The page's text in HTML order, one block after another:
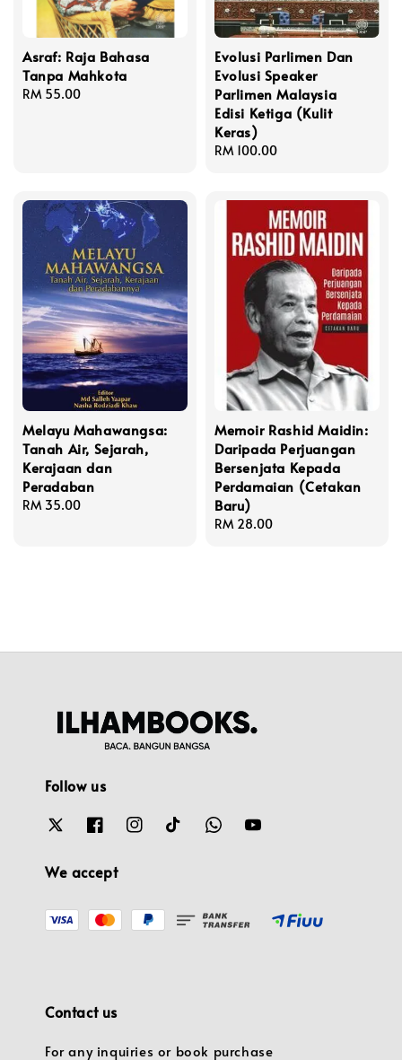
Asraf: Raja Bahasa
Tanpa Mahkota
Regular
RM 55.00
Evolusi Parlimen Dan
Evolusi Speaker
Parlimen Malaysia
Edisi Ketiga (Kulit
Keras)
Regular
RM 100.00
Melayu Mahawangsa:
Tanah Air, Sejarah,
Kerajaan dan
Peradaban
Regular
RM 35.00
Memoir Rashid Maidin:
Daripada Perjuangan
Bersenjata Kepada
Perdamaian (Cetakan
Baru)
Regular
RM 28.00
Follow us
We accept
Contact us
For any inquiries or book purchase